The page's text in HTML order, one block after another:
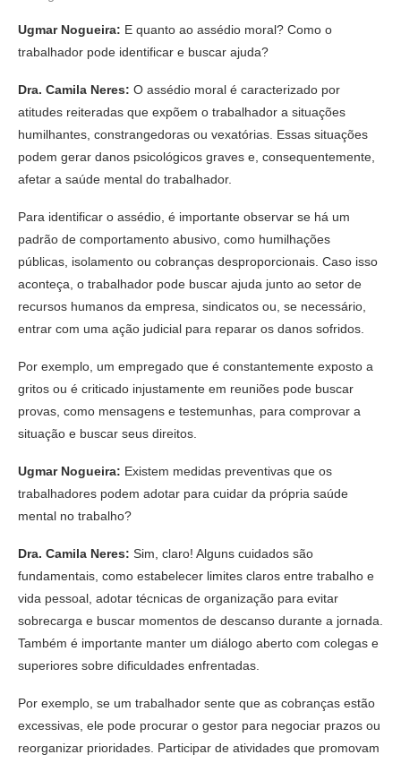
Ugmar Nogueira: E quanto ao assédio moral? Como o
trabalhador pode identificar e buscar ajuda?
Dra. Camila Neres: O assédio moral é caracterizado por
atitudes reiteradas que expõem o trabalhador a situações
humilhantes, constrangedoras ou vexatórias. Essas situações
podem gerar danos psicológicos graves e, consequentemente,
afetar a saúde mental do trabalhador.
Para identificar o assédio, é importante observar se há um
padrão de comportamento abusivo, como humilhações
públicas, isolamento ou cobranças desproporcionais. Caso isso
aconteça, o trabalhador pode buscar ajuda junto ao setor de
recursos humanos da empresa, sindicatos ou, se necessário,
entrar com uma ação judicial para reparar os danos sofridos.
Por exemplo, um empregado que é constantemente exposto a
gritos ou é criticado injustamente em reuniões pode buscar
provas, como mensagens e testemunhas, para comprovar a
situação e buscar seus direitos.
Ugmar Nogueira: Existem medidas preventivas que os
trabalhadores podem adotar para cuidar da própria saúde
mental no trabalho?
Dra. Camila Neres: Sim, claro! Alguns cuidados são
fundamentais, como estabelecer limites claros entre trabalho e
vida pessoal, adotar técnicas de organização para evitar
sobrecarga e buscar momentos de descanso durante a jornada.
Também é importante manter um diálogo aberto com colegas e
superiores sobre dificuldades enfrentadas.
Por exemplo, se um trabalhador sente que as cobranças estão
excessivas, ele pode procurar o gestor para negociar prazos ou
reorganizar prioridades. Participar de atividades que promovam